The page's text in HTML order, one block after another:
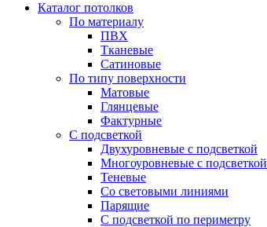
Каталог потолков
По материалу
ПВХ
Тканевые
Сатиновые
По типу поверхности
Матовые
Глянцевые
Фактурные
С подсветкой
Двухуровневые с подсветкой
Многоуровневые с подсветкой
Теневые
Со световыми линиями
Парящие
С подсветкой по периметру